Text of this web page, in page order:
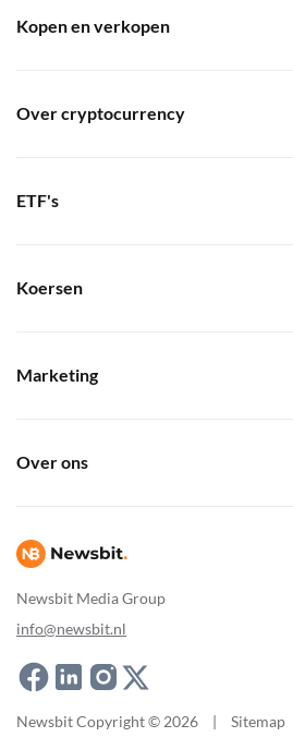
Newsbit Media Group
info@newsbit.nl
Kopen en verkopen
Over cryptocurrency
ETF's
Koersen
Marketing
Over ons
Newsbit Copyright © 2026 | Sitemap